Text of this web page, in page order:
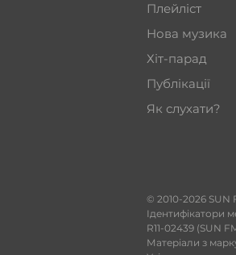
Плейліст
Нова музика
Хіт-парад
Публікації
Як слухати?
​© 2010-2026 SUN
Ідентифікатори
R11-02439 (SUN
Матеріали з